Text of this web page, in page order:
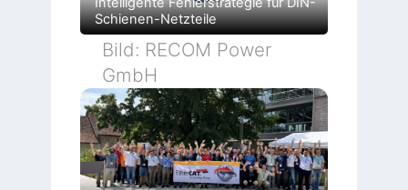
Schienen-Netzteile
Bild: RECOM Power
GmbH